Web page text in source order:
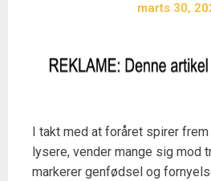
marts 30,
I takt med at foråret spirer
lysere, vender mange sig mod
markerer genfødsel og